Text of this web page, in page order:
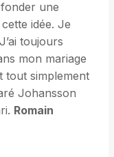
une
idée. Je
toujours
mon mariage
tout simplement
Johansson
Romain